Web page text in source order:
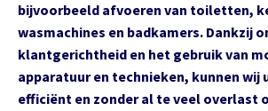
bijvoorbeeld afvoeren van toiletten,
wasmachines en badkamers. Dankzij
klantgerichtheid en het gebruik van
apparatuur en technieken, kunnen wij
efficiënt en zonder al te veel overlast